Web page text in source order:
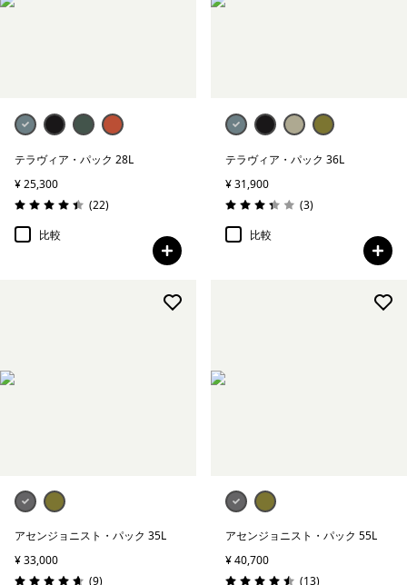
テラヴィア・パック 28L
¥ 25,300
評価: 4.5 / 5
(22レビュー
)
比較
テラヴィア・パック 36L
¥ 31,900
評価: 3.3 / 5
(3レビュー
)
比較
アセンジョニスト・パック 35L
¥ 33,000
(9レビュー
)
アセンジョニスト・パック 55L
¥ 40,700
(13レビュー
)